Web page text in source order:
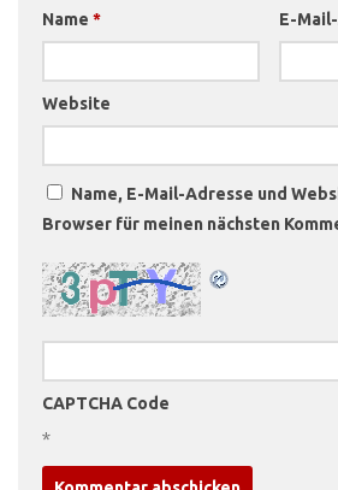
Name * E-
Website
Name, E-Mail-Adresse und
Browser für meinen nächsten
CAPTCHA Code
*